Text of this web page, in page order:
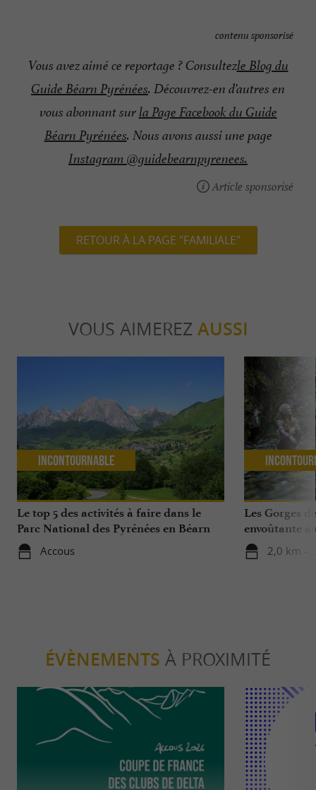
contenu sponsorisé
Vous avez aimé ce reportage ? Consultezle Blog du
Guide Béarn Pyrénées. Découvrez-en d’autres en
vous abonnant surla Page Facebook du Guide
Béarn Pyrénées. Nous avons aussi une page
Instagram @guidebearnpyrenees.
Article sponsorisé
RETOUR À LA PAGE "FAMILIALE"
VOUS AIMEREZ AUSSI
Le top 5 des activités à faire dans le
Parc National des Pyrénées en Béarn
Accous
Incontournable
Les Gorges
envoûtante
2,0 km -
ÉVÈNEMENTS À PROXIMITÉ